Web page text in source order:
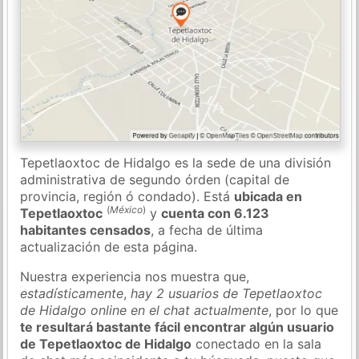
Tepetlaoxtoc de Hidalgo es la sede de una división
administrativa de segundo órden (capital de
provincia, región ó condado). Está ubicada en
Tepetlaoxtoc (México) ycuenta con 6.123
habitantes censados, a fecha de última
actualización de esta página.
Nuestra experiencia nos muestra que,
estadísticamente,hay 2 usuarios de Tepetlaoxtoc
de Hidalgo online en el chat actualmente, por lo que
te resultará bastante fácil encontrar algún usuario
de Tepetlaoxtoc de Hidalgo conectado en la sala